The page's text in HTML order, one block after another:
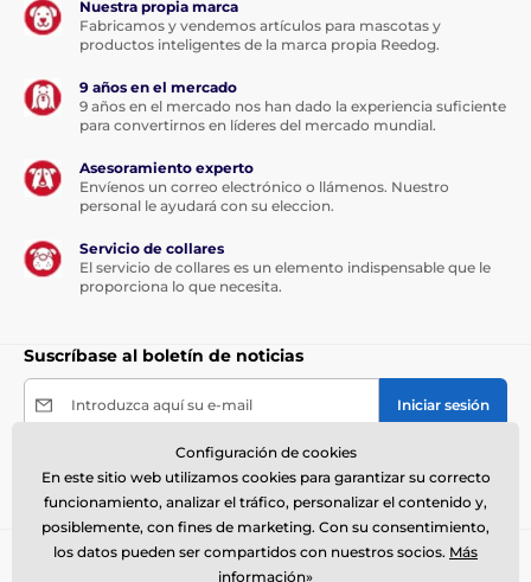
Nuestra propia marca
Fabricamos y vendemos artículos para mascotas y
productos inteligentes de la marca propia Reedog.
9 años en el mercado
9 años en el mercado nos han dado la experiencia suficiente
para convertirnos en líderes del mercado mundial.
Asesoramiento experto
Envíenos un correo electrónico o llámenos. Nuestro
personal le ayudará con su eleccion.
Servicio de collares
El servicio de collares es un elemento indispensable que le
proporciona lo que necesita.
Suscríbase al boletín de noticias
Introduzca aquí su e-mail Iniciar sesión
Al enviar el formulario acepto eltratamiento de mis
datos personales.
Necesita ayuda ?
Configuración de cookies
En este sitio web utilizamos cookies para garantizar su correcto
funcionamiento, analizar el tráfico, personalizar el contenido y,
posiblemente, con fines de marketing. Con su consentimiento,
los datos pueden ser compartidos con nuestros socios. Más
información»